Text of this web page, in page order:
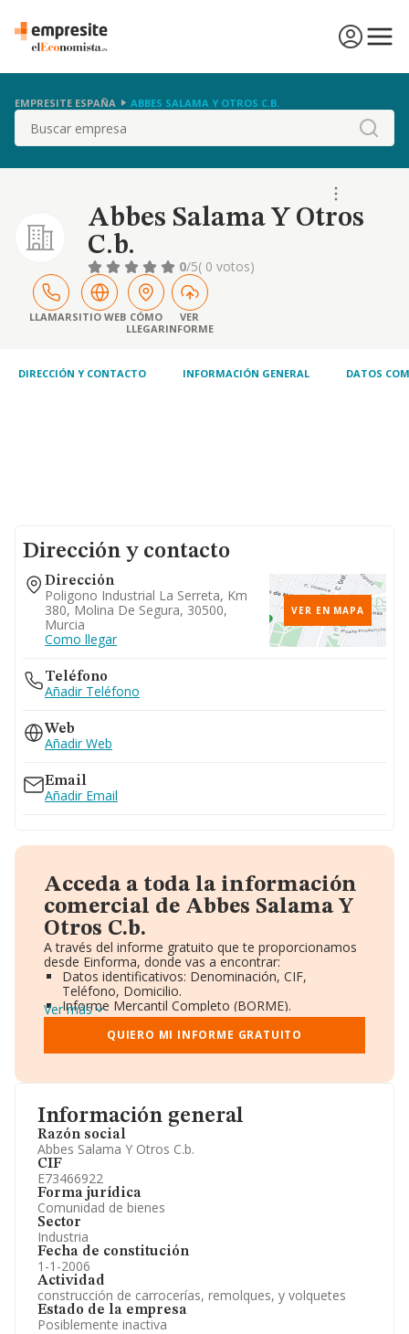
EMPRESITE ESPAÑA ABBES SALAMA Y OTROS C.B.
Buscar
Abbes Salama Y Otros
C.b.
0/5( 0 votos)
LLAMARSITIO WEB CÓMO
LLEGAR
VER
INFORME
DIRECCIÓN Y CONTACTO INFORMACIÓN GENERAL DATOS
Información general
Razón social
Abbes Salama Y Otros C.b.
CIF
E73466922
Forma jurídica
Comunidad de bienes
Sector
Industria
Fecha de constitución
1-1-2006
Actividad
construcción de carrocerías, remolques, y volquetes
Estado de la empresa
Posiblemente inactiva
Dirección y contacto
Dirección
Poligono Industrial La Serreta, Km
380, Molina De Segura, 30500,
Murcia
Como llegar
VER EN MAPA
Teléfono
Añadir Teléfono
Web
Añadir Web
Email
Añadir Email
Acceda a toda la información
comercial de Abbes Salama Y
Otros C.b.
A través del informe gratuito que te proporcionamos
desde Einforma, donde vas a encontrar:
Datos identificativos: Denominación, CIF,
Teléfono, Domicilio.
Informe Mercantil Completo (BORME).
Gráficos de Evolución Ventas y Empleados.
Consejo de Administración y Administradores.
Directivos y Ejecutivos.
Información oficial y registral complementaria.
Ver más
QUIERO MI INFORME GRATUITO